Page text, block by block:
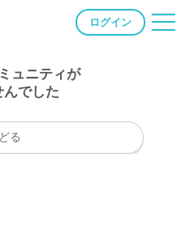
ログイン
ュニティが
んでした
る